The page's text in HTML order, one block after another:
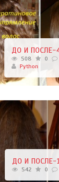
ДО И ПОСЛЕ-
508 0
Python
ДО И ПОСЛЕ-1
542 0